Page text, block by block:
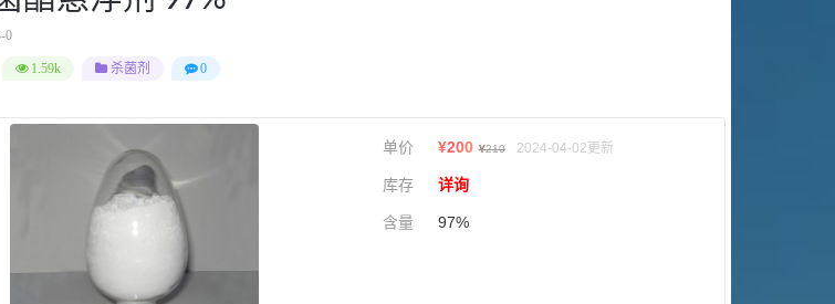
0
1.59k 杀菌剂 0
单价 ¥200 ¥210 2024-04-02更新
库存 详询
含量 97%